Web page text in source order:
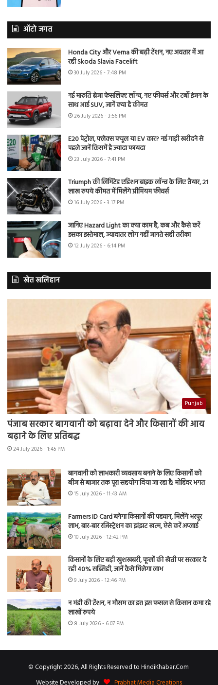
ऑटो जगत
Honda City और Verna की बढ़ी टेंशन, नए अवतार में आ
रही Skoda Slavia Facelift
30 July 2026 - 7:48 PM
नई मारुति ब्रेजा फेसलिफ्ट लॉन्च, नए फीचर्स और टर्बो इंजन के
साथ आई SUV, जानें क्या है कीमत
26 July 2026 - 3:56 PM
E20 पेट्रोल, फ्लेक्स फ्यूल या EV कार? नई गाड़ी खरीदने से
पहले जानें किसमें है ज्यादा फायदा
23 July 2026 - 7:41 PM
Triumph की लिमिटेड एडिशन बाइक लॉन्च के लिए तैयार, 21
लाख रुपये कीमत में मिलेंगे प्रीमियम फीचर्स
16 July 2026 - 3:17 PM
जानिए Hazard Light का क्या काम है, कब और कैसे करें
इसका इस्तेमाल, ज्यादातर लोग नहीं जानते सही तरीका
12 July 2026 - 6:14 PM
खेत खलिहान
Punjab
पंजाब सरकार बागवानी को बढ़ावा देने और किसानों की आय
बढ़ाने के लिए प्रतिबद्ध
24 July 2026 - 1:45 PM
बागवानी को लाभकारी व्यवसाय बनाने के लिए किसानों को
बीज से बाजार तक पूरा सहयोग दिया जा रहा है: मोहिंदर भगत
15 July 2026 - 11:43 AM
Farmers ID Card बनेगा किसानों की पहचान, मिलेंगे भरपूर
लाभ, बार-बार रजिस्ट्रेशन का झंझट खत्म, ऐसे करें अप्लाई
10 July 2026 - 12:42 PM
किसानों के लिए बड़ी खुशखबरी, फूलों की खेती पर सरकार दे
रही 40% सब्सिडी, जानें कैसे मिलेगा लाभ
9 July 2026 - 12:46 PM
न मंडी की टेंशन, न मौसम का डर! इस फसल से किसान कमा रहे
लाखों रुपये
8 July 2026 - 6:07 PM
© Copyright 2026, All Rights Reserved to HindiKhabar.Com
Website Developed by
Prabhat Media Creations